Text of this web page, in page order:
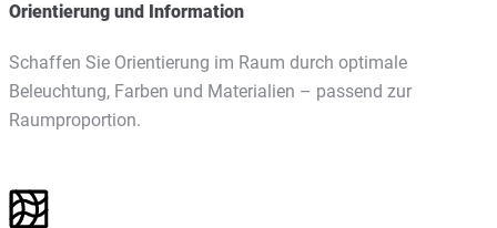
Orientierung und Information
Schaffen Sie Orientierung im Raum durch optimale
Beleuchtung, Farben und Materialien – passend zur
Raumproportion.